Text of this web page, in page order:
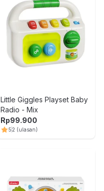
Little Giggles Playset Baby
Radio - Mix
Rp99.900
52 (ulasan)